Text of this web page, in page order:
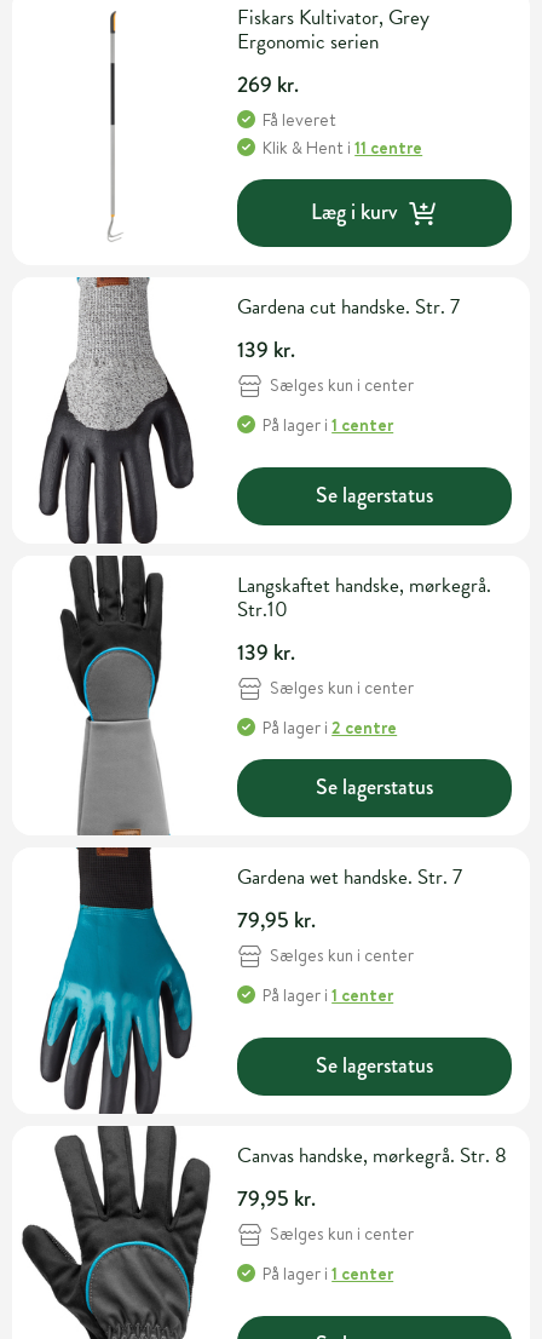
Fiskars Kultivator, Grey
Ergonomic serien
269 kr.
Få leveret
Klik & Hent i11 centre
Læg i kurv
Gardena cut handske. Str. 7
139 kr.
Sælges kun i center
På lager i1 center
Se lagerstatus
Langskaftet handske, mørkegrå.
Str.10
139 kr.
Sælges kun i center
På lager i2 centre
Se lagerstatus
Gardena wet handske. Str. 7
79,95 kr.
Sælges kun i center
På lager i1 center
Se lagerstatus
Canvas handske, mørkegrå. Str. 8
79,95 kr.
Sælges kun i center
På lager i1 center